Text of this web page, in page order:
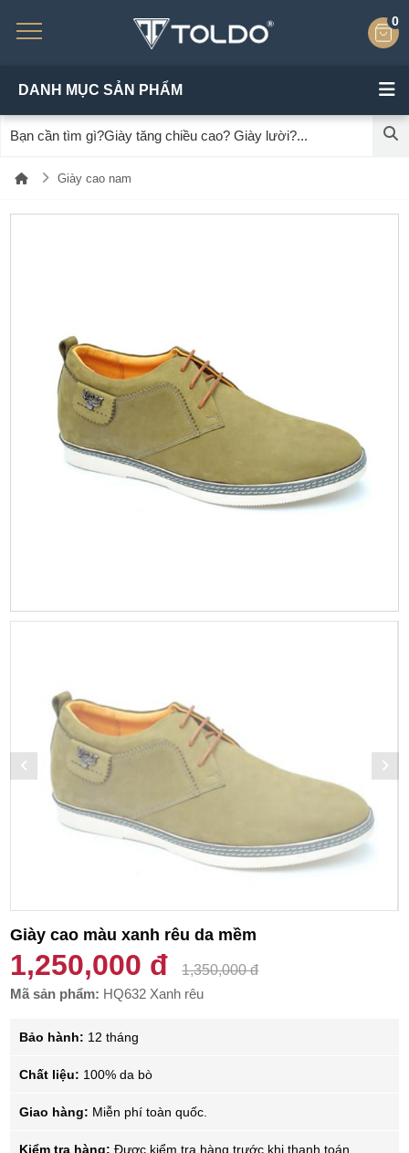
0
DANH MỤC SẢN PHẨM
Giày cao nam
Giày cao màu xanh rêu da mềm
1,250,000 đ
1,350,000 đ
Mã sản phẩm: HQ632 Xanh rêu
Bảo hành: 12 tháng
Chất liệu: 100% da bò
Giao hàng: Miễn phí toàn quốc.
Kiểm tra hàng: Được kiểm tra hàng trước khi thanh toán.